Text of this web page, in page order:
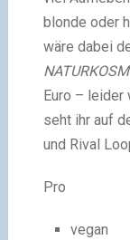
blonde oder
wäre dabei
Euro –
seht ihr auf
und Rival
Pro
vegan